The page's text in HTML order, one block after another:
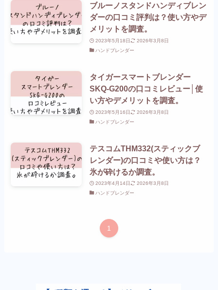
ブルーノスタンドハンディブレン
ダーの口コミ評判は？使い方やデ
メリットを調査。
2023年5月18日
2026年3月8日
ハンドブレンダー
タイガースマートブレンダー
SKQ-G200の口コミレビュー│使
い方やデメリットを調査。
2023年5月16日
2026年3月8日
ハンドブレンダー
テスコムTHM332(スティックブ
レンダー)の口コミや使い方は？
氷が砕けるか調査。
2023年4月14日
2026年3月8日
ハンドブレンダー
1